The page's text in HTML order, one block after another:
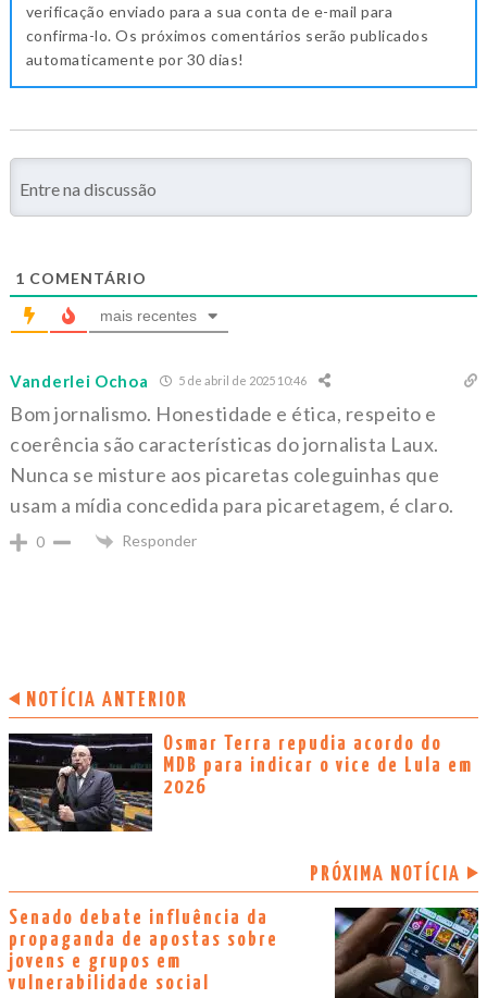
verificação enviado para a sua conta de e-mail para
confirma-lo. Os próximos comentários serão publicados
automaticamente por 30 dias!
1 COMENTÁRIO
mais recentes
Vanderlei Ochoa 5 de abril de 2025 10:46
Bom jornalismo. Honestidade e ética, respeito e
coerência são características do jornalista Laux.
Nunca se misture aos picaretas coleguinhas que
usam a mídia concedida para picaretagem, é claro.
0 Responder
NOTÍCIA ANTERIOR
Osmar Terra repudia acordo do
MDB para indicar o vice de Lula em
2026
PRÓXIMA NOTÍCIA
Senado debate influência da
propaganda de apostas sobre
jovens e grupos em
vulnerabilidade social